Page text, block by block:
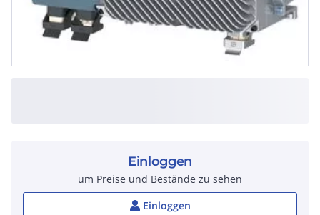
Einloggen
um Preise und Bestände zu sehen
Einloggen